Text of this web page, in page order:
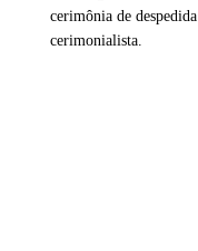
cerimônia de
cerimonialista.